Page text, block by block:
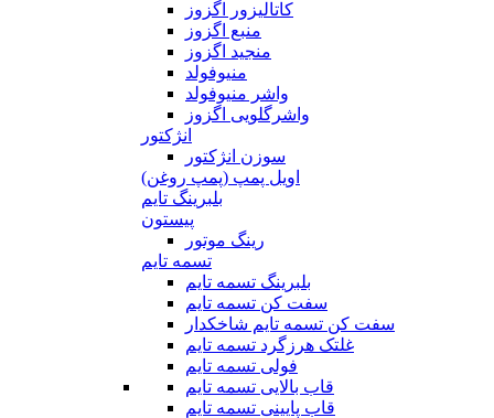
کاتالیزور اگزوز
منبع اگزوز
منجید اگزوز
منیوفولد
واشر منیوفولد
واشرگلویی اگزوز
انژکتور
سوزن انژکتور
اویل پمپ (پمپ روغن)
بلبرینگ تایم
پیستون
رینگ موتور
تسمه تایم
بلبرینگ تسمه تایم
سفت کن تسمه تایم
سفت کن تسمه تایم شاخکدار
غلتک هرزگرد تسمه تایم
فولی تسمه تایم
قاب بالایی تسمه تایم
قاب پایینی تسمه تایم